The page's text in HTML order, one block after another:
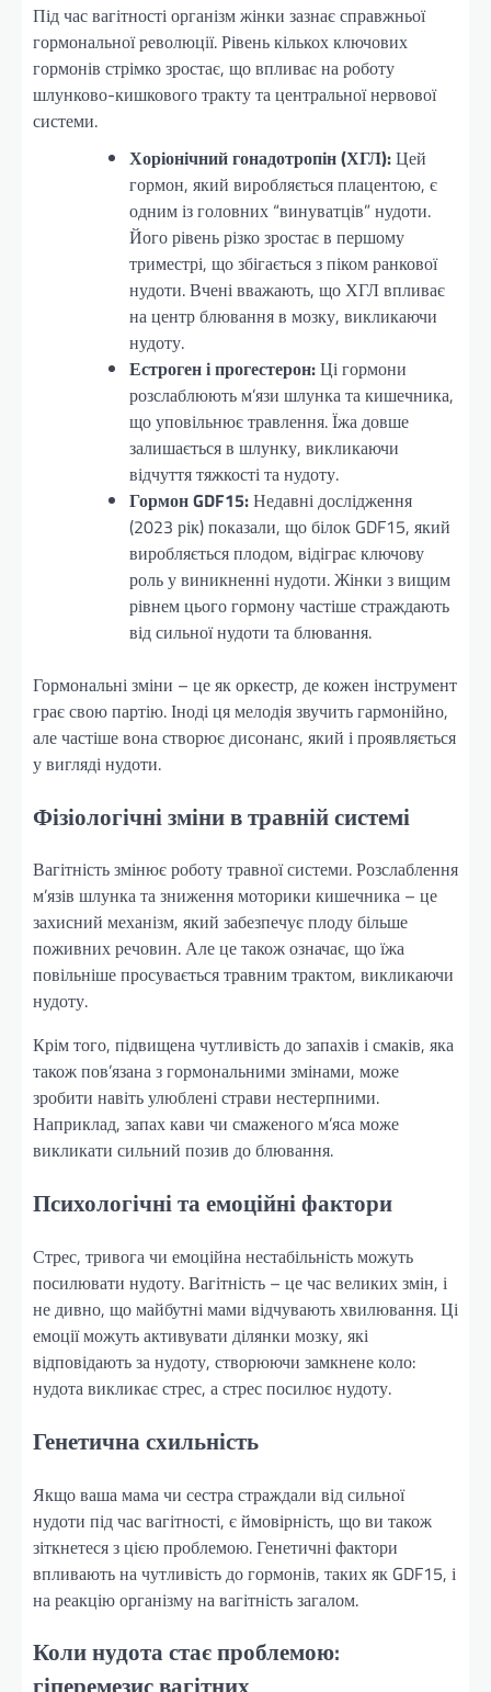
Під час вагітності організм жінки зазнає справжньої
гормональної революції. Рівень кількох ключових
гормонів стрімко зростає, що впливає на роботу
шлунково-кишкового тракту та центральної нервової
системи.
Хоріонічний гонадотропін (ХГЛ):Цей
гормон, який виробляється плацентою, є
одним із головних “винуватців” нудоти.
Його рівень різко зростає в першому
триместрі, що збігається з піком ранкової
нудоти. Вчені вважають, що ХГЛ впливає
на центр блювання в мозку, викликаючи
нудоту.
Естроген і прогестерон:Ці гормони
розслаблюють м’язи шлунка та кишечника,
що уповільнює травлення. Їжа довше
залишається в шлунку, викликаючи
відчуття тяжкості та нудоту.
Гормон GDF15:Недавні дослідження
(2023 рік) показали, що білок GDF15, який
виробляється плодом, відіграє ключову
роль у виникненні нудоти. Жінки з вищим
рівнем цього гормону частіше страждають
від сильної нудоти та блювання.
Гормональні зміни – це як оркестр, де кожен інструмент
грає свою партію. Іноді ця мелодія звучить гармонійно,
але частіше вона створює дисонанс, який і проявляється
у вигляді нудоти.
Фізіологічні зміни в травній системі
Вагітність змінює роботу травної системи. Розслаблення
м’язів шлунка та зниження моторики кишечника – це
захисний механізм, який забезпечує плоду більше
поживних речовин. Але це також означає, що їжа
повільніше просувається травним трактом, викликаючи
нудоту.
Крім того, підвищена чутливість до запахів і смаків, яка
також пов’язана з гормональними змінами, може
зробити навіть улюблені страви нестерпними.
Наприклад, запах кави чи смаженого м’яса може
викликати сильний позив до блювання.
Психологічні та емоційні фактори
Стрес, тривога чи емоційна нестабільність можуть
посилювати нудоту. Вагітність – це час великих змін, і
не дивно, що майбутні мами відчувають хвилювання. Ці
емоції можуть активувати ділянки мозку, які
відповідають за нудоту, створюючи замкнене коло:
нудота викликає стрес, а стрес посилює нудоту.
Генетична схильність
Якщо ваша мама чи сестра страждали від сильної
нудоти під час вагітності, є ймовірність, що ви також
зіткнетеся з цією проблемою. Генетичні фактори
впливають на чутливість до гормонів, таких як GDF15, і
на реакцію організму на вагітність загалом.
Коли нудота стає проблемою: